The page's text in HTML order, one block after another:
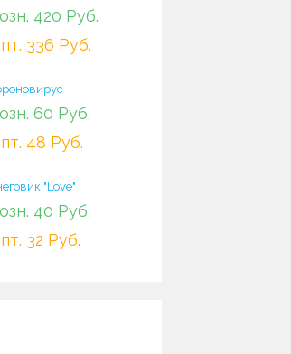
420 Руб.
336 Руб.
60 Руб.
48 Руб.
"Love"
40 Руб.
32 Руб.